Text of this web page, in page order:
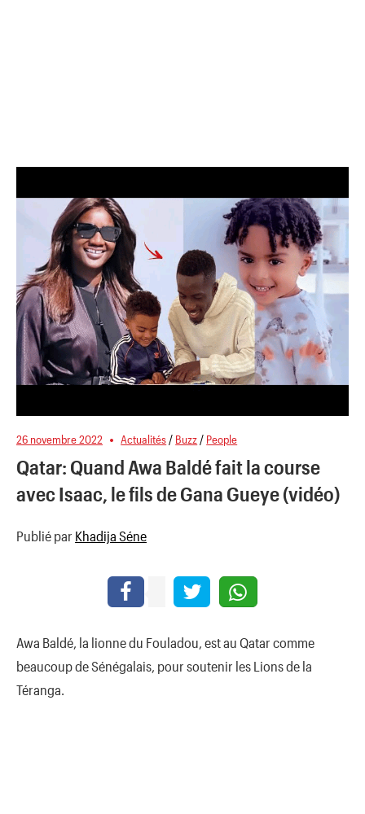
26 novembre 2022 Actualités / Buzz / People
Qatar: Quand Awa Baldé fait la course
avec Isaac, le fils de Gana Gueye (vidéo)
Publié par Khadija Séne
Awa Baldé, la lionne du Fouladou, est au Qatar comme
beaucoup de Sénégalais, pour soutenir les Lions de la
Téranga.